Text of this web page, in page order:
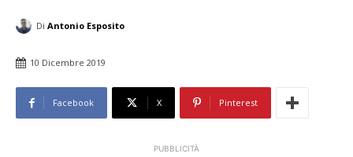
Di Antonio Esposito
10 Dicembre 2019
Facebook X Pinterest
PUBBLICITÀ